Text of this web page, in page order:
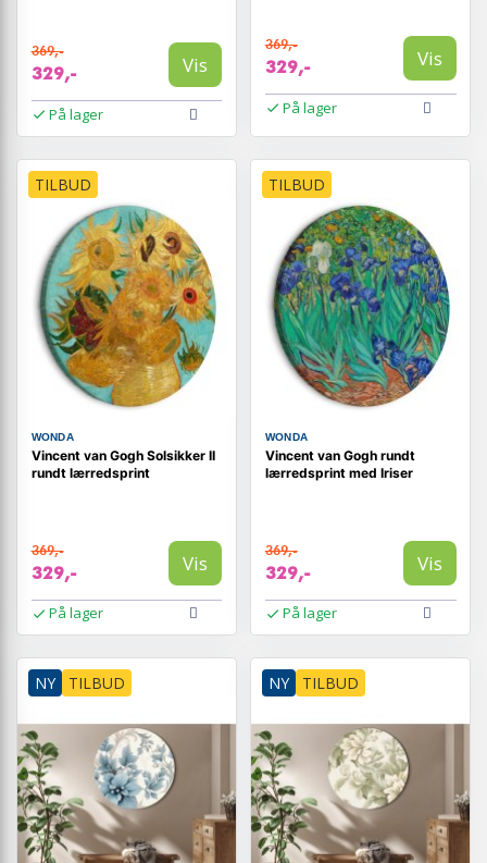
369,-
329,- Vis
På lager
369,-
329,- Vis
På lager
TILBUD
WONDA
Vincent van Gogh Solsikker II
rundt lærredsprint
369,-
329,- Vis
På lager
TILBUD
WONDA
Vincent van Gogh rundt
lærredsprint med Iriser
369,-
329,- Vis
På lager
NY TILBUD NY TILBUD